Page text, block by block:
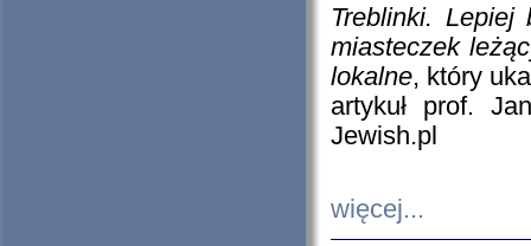
Treblinki. Lepiej
miasteczek
lokalne, który
artykuł prof.
Jewish.pl
więcej...